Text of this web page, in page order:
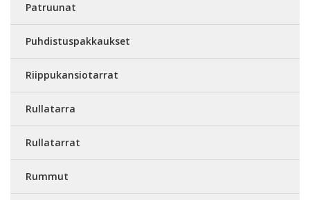
Patruunat
Puhdistuspakkaukset
Riippukansiotarrat
Rullatarra
Rullatarrat
Rummut